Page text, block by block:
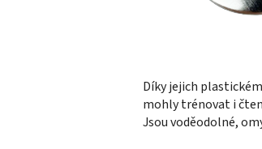
Díky jejich
mohly trénovat i
Jsou voděodolné,